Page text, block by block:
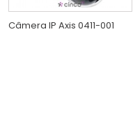
Câmera IP Axis 0411-001